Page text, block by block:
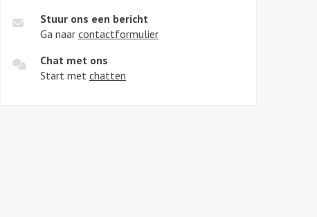
Stuur ons een bericht
Ga naar contactformulier
Chat met ons
Start met chatten